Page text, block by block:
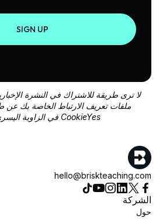
SIGN UP
لا ترى طريقة للاشتراك في النشرة
ملفات تعريف الارتباط الخاصة بك عن
CookieYes في الزاوية اليسرى السفلية.
hello@briskteaching.com
الشركة
حول